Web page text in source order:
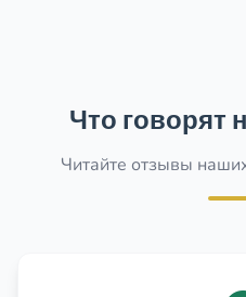
Что говорят
Читайте отзывы